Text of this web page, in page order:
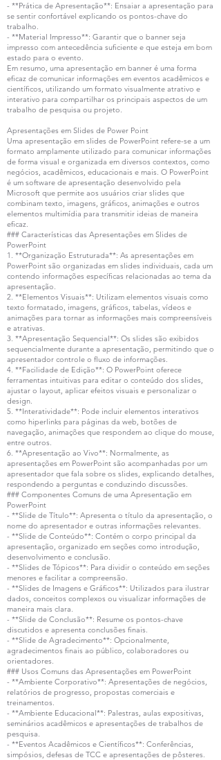
- **Prática de Apresentação**: Ensaiar a apresentação para
se sentir confortável explicando os pontos-chave do
trabalho.
- **Material Impresso**: Garantir que o banner seja
impresso com antecedência suficiente e que esteja em bom
estado para o evento.
Em resumo, uma apresentação em banner é uma forma
eficaz de comunicar informações em eventos acadêmicos e
científicos, utilizando um formato visualmente atrativo e
interativo para compartilhar os principais aspectos de um
trabalho de pesquisa ou projeto.
Apresentações em Slides de Power Point
Uma apresentação em slides de PowerPoint refere-se a um
formato amplamente utilizado para comunicar informações
de forma visual e organizada em diversos contextos, como
negócios, acadêmicos, educacionais e mais. O PowerPoint
é um software de apresentação desenvolvido pela
Microsoft que permite aos usuários criar slides que
combinam texto, imagens, gráficos, animações e outros
elementos multimídia para transmitir ideias de maneira
eficaz.
### Características das Apresentações em Slides de
PowerPoint
1. **Organização Estruturada**: As apresentações em
PowerPoint são organizadas em slides individuais, cada um
contendo informações específicas relacionadas ao tema da
apresentação.
2. **Elementos Visuais**: Utilizam elementos visuais como
texto formatado, imagens, gráficos, tabelas, vídeos e
animações para tornar as informações mais compreensíveis
e atrativas.
3. **Apresentação Sequencial**: Os slides são exibidos
sequencialmente durante a apresentação, permitindo que o
apresentador controle o fluxo de informações.
4. **Facilidade de Edição**: O PowerPoint oferece
ferramentas intuitivas para editar o conteúdo dos slides,
ajustar o layout, aplicar efeitos visuais e personalizar o
design.
5. **Interatividade**: Pode incluir elementos interativos
como hiperlinks para páginas da web, botões de
navegação, animações que respondem ao clique do mouse,
entre outros.
6. **Apresentação ao Vivo**: Normalmente, as
apresentações em PowerPoint são acompanhadas por um
apresentador que fala sobre os slides, explicando detalhes,
respondendo a perguntas e conduzindo discussões.
### Componentes Comuns de uma Apresentação em
PowerPoint
- **Slide de Título**: Apresenta o título da apresentação, o
nome do apresentador e outras informações relevantes.
- **Slide de Conteúdo**: Contém o corpo principal da
apresentação, organizado em seções como introdução,
desenvolvimento e conclusão.
- **Slides de Tópicos**: Para dividir o conteúdo em seções
menores e facilitar a compreensão.
- **Slides de Imagens e Gráficos**: Utilizados para ilustrar
dados, conceitos complexos ou visualizar informações de
maneira mais clara.
- **Slide de Conclusão**: Resume os pontos-chave
discutidos e apresenta conclusões finais.
- **Slide de Agradecimento**: Opcionalmente,
agradecimentos finais ao público, colaboradores ou
orientadores.
### Usos Comuns das Apresentações em PowerPoint
- **Ambiente Corporativo**: Apresentações de negócios,
relatórios de progresso, propostas comerciais e
treinamentos.
- **Ambiente Educacional**: Palestras, aulas expositivas,
seminários acadêmicos e apresentações de trabalhos de
pesquisa.
- **Eventos Acadêmicos e Científicos**: Conferências,
simpósios, defesas de TCC e apresentações de pôsteres.